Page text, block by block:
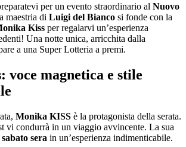
per un evento straordinario al Nuovo
maestria di Luigi del Bianco si fonde con la
Kiss per regalarvi un’esperienza
Una notte unica, arricchita dalla
a una Super Lotteria a premi.
voce magnetica e stile
Monika KISS è la protagonista della serata.
vi condurrà in un viaggio avvincente. La sua
sera in un’esperienza indimenticabile.